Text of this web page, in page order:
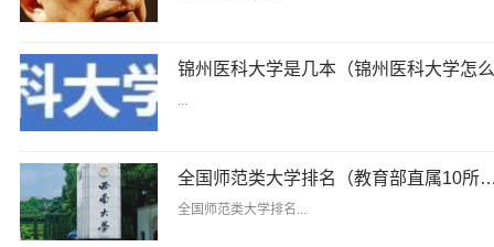
...
全国师范类大学排名（教育部
全国师范类大学排名...